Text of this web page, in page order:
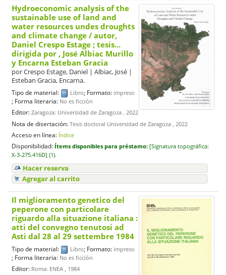
Hydroeconomic analysis of the
sustainable use of land and
water resources undes droughts
and climate change / autor,
Daniel Crespo Estage ; tesis...
dirigida por , José Albiac Murillo
y Encarna Esteban Gracia
porCrespo Estage, Daniel | Albiac, José |
Esteban Gracia, Encarna.
Tipo de material: Libro; Formato: impreso
; Forma literaria: No es ficción
Editor: Zaragoza: Universidad de Zaragoza . 2022
Nota de disertación: Tesis doctoral Universidad de Zaragoza , 2022
Acceso en línea: Índice
Disponibilidad: Ítems disponibles para préstamo: [Signatura topográfica:
X-3-275.416D] (1).
Hacer reserva
Agregar al carrito
Il miglioramento genetico del
peperone con particolare
riguardo alla situazione italiana :
atti del convegno tenutosi ad
Asti dal 28 al 29 settembre 1984
Tipo de material: Libro; Formato: impreso
; Forma literaria: No es ficción
Editor: Roma: ENEA , 1984